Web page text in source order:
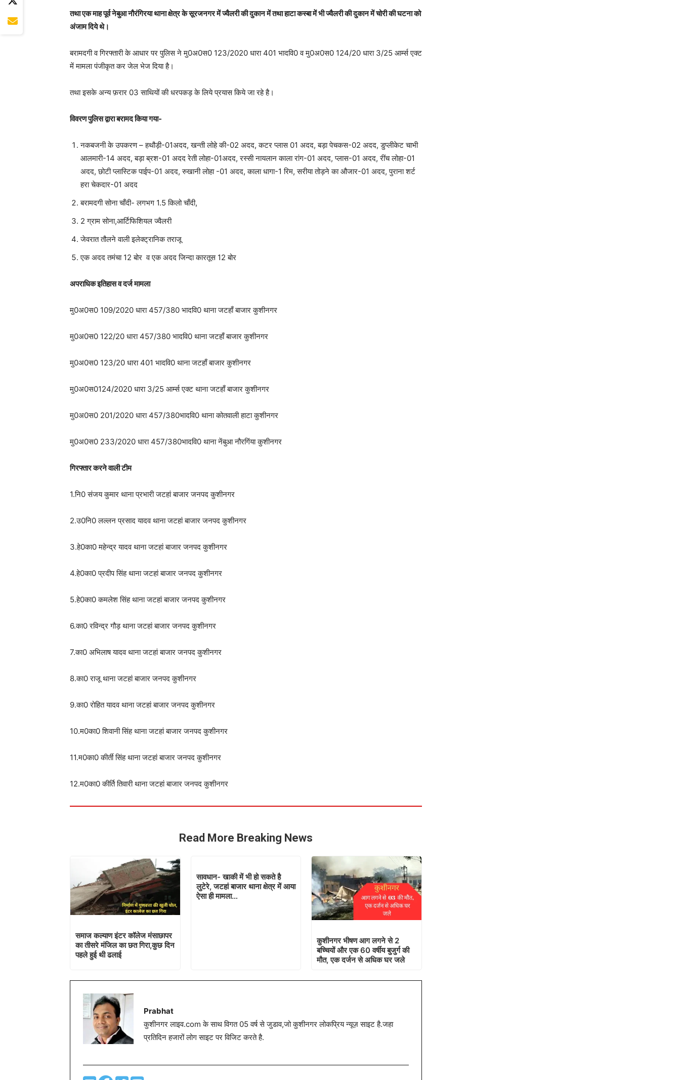
तथा एक माह पूर्व नेबुआ नौरंगिरया थाना क्षेत्र के सूरजनगर में ज्वैलरी की दुकान में तथा हाटा कस्बा में भी ज्वैलरी की दुकान में चोरी की घटना को
अंजाम दिये थे।
बरामदगी व गिरफ्तारी के आधार पर पुलिस ने मु0अ0स0 123/2020 धारा 401 भादवि0 व मु0अ0स0 124/20 धारा 3/25 आर्म्स एक्ट
में मामला पंजीकृत कर जेल भेज दिया है।
तथा इसके अन्य फ़रार 03 साथियों की धरपकड़ के लिये प्रयास किये जा रहे है।
विवरण पुलिस द्वारा बरामद किया गया-
नकबजनी के उपकरण – हथौड़ी-01अदद, खन्ती लोहे की-02 अदद, कटर प्लास 01 अदद, बड़ा पेचकस-02 अदद, डुप्लीकेट चाभी
आलमारी-14 अदद, बड़ा ब्रश-01 अदद रेती लोहा-01अदद, रस्सी नायलान काला रांग-01 अदद, प्लास-01 अदद, रींच लोहा-01
अदद, छोटी प्लास्टिक पाईप-01 अदद, रुखानी लोहा -01 अदद, काला धागा-1 रिम, सरीया तोड़ने का औजार-01 अदद, पुराना शर्ट
हरा चेकदार-01 अदद
बरामदगी सोना चाँदी- लगभग 1.5 किलो चाँदी,
2 ग्राम सोना,आर्टिफिशियल ज्वैलरी
जेवरात तौलने वाली इलेक्ट्रानिक तराजू
एक अदद तमंचा 12 बोर व एक अदद जिन्दा कारतूस 12 बोर
अपराधिक इतिहास व दर्ज मामला
मु0अ0स0 109/2020 धारा 457/380 भादवि0 थाना जटहाँ बाजार कुशीनगर
मु0अ0स0 122/20 धारा 457/380 भादवि0 थाना जटहाँ बाजार कुशीनगर
मु0अ0स0 123/20 धारा 401 भादवि0 थाना जटहाँ बाजार कुशीनगर
मु0अ0स0124/2020 धारा 3/25 आर्म्स एक्ट थाना जटहाँ बाजार कुशीनगर
मु0अ0स0 201/2020 धारा 457/380भादवि0 थाना कोतवाली हाटा कुशीनगर
मु0अ0स0 233/2020 धारा 457/380भादवि0 थाना नेंबुआ नौरगिंया कुशीनगर
गिरफ्तार करने वाली टीम
1.नि0 संजय कुमार थाना प्रभारी जटहां बाजार जनपद कुशीनगर
2.उ0नि0 लल्लन प्रसाद यादव थाना जटहां बाजार जनपद कुशीनगर
3.हे0का0 महेन्द्र यादव थाना जटहां बाजार जनपद कुशीनगर
4.हे0का0 प्रदीप सिंह थाना जटहां बाजार जनपद कुशीनगर
5.हे0का0 कमलेश सिंह थाना जटहां बाजार जनपद कुशीनगर
6.का0 रविन्द्र गौड़ थाना जटहां बाजार जनपद कुशीनगर
7.का0 अभिलाष यादव थाना जटहां बाजार जनपद कुशीनगर
8.का0 राजू थाना जटहां बाजार जनपद कुशीनगर
9.का0 रोहित यादव थाना जटहां बाजार जनपद कुशीनगर
10.म0का0 शिवानी सिंह थाना जटहां बाजार जनपद कुशीनगर
11.म0का0 कीर्ती सिंह थाना जटहां बाजार जनपद कुशीनगर
12.म0का0 कीर्ति तिवारी थाना जटहां बाजार जनपद कुशीनगर
Read More Breaking News
समाज कल्याण इंटर कॉलेज मंसाछापर
का तीसरे मंजिल का छत गिरा,कुछ दिन
पहले हुई थी ढलाई
सावधान- खाकी में भी हो सकते है
लुटेरे, जटहां बाजार थाना क्षेत्र में आया
ऐसा ही मामला…
कुशीनगर भीषण आग लगने से 2
बच्चियों और एक 60 वर्षीय बुजुर्ग की
मौत, एक दर्जन से अधिक घर जले
Prabhat
कुशीनगर लाइव.com के साथ विगत 05 वर्ष से जुडाव,जो कुशीनगर लोकप्रिय न्यूज़ साइट है.जहा
प्रतिदिन हजारों लोग साइट पर विजिट करते है.